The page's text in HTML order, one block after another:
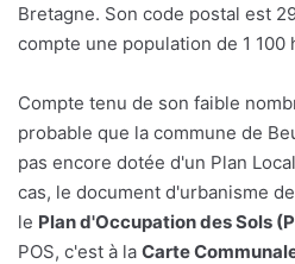
Bretagne. Son code postal est
compte une population de 1 100
Compte tenu de son faible
probable que la commune de
pas encore dotée d'un Plan
cas, le document d'urbanisme
le Plan d'Occupation des Sols
POS, c'est à la Carte